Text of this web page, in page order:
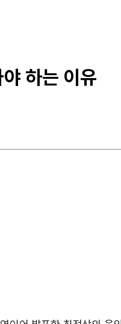
하는 이유